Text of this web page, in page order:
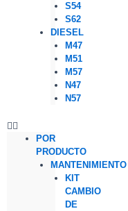
S54
S62
DIESEL
M47
M51
M57
N47
N57
POR
PRODUCTO
MANTENIMIENTO
KIT
CAMBIO
DE